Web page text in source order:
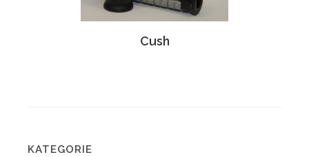
Cush
KATEGORIE